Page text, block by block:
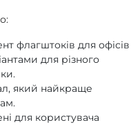
флагштоків для офісів
для різного
який найкраще
для користувача